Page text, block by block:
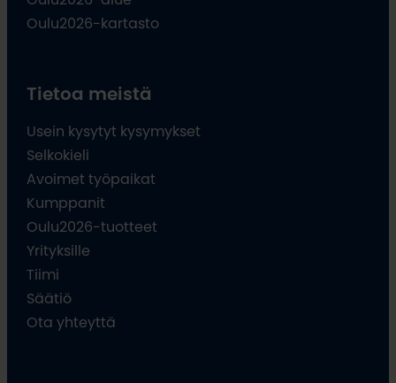
Oulu2026-kartasto
Tietoa meistä
Usein kysytyt kysymykset
Selkokieli
Avoimet työpaikat
Kumppanit
Oulu2026-tuotteet
Yrityksille
Tiimi
Säätiö
Ota yhteyttä